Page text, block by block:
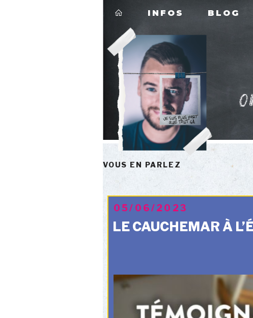
contenu
principal
INFOS BLOG
VOUS EN PARLEZ
PUBLIÉ
LE
05/06/2023
LE CAUCHEMAR À